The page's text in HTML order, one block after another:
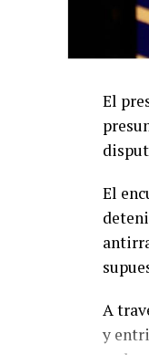
El
El
A
y